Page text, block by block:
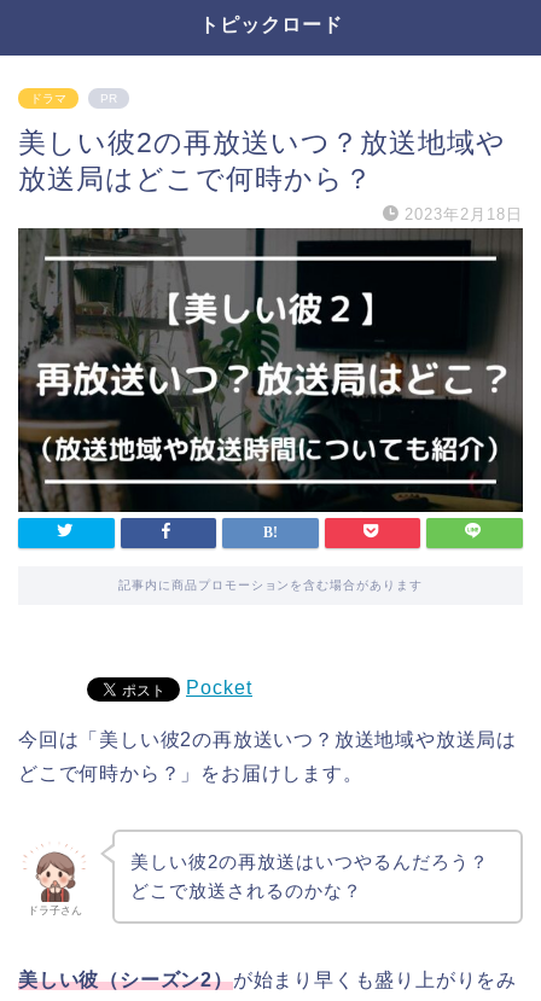
トピックロード
ドラマ PR
美しい彼2の再放送いつ？放送地域や
放送局はどこで何時から？
2023年2月18日
記事内に商品プロモーションを含む場合があります
Pocket
今回は「美しい彼2の再放送いつ？放送地域や放送局は
どこで何時から？」をお届けします。
ドラ子さん
美しい彼2の再放送はいつやるんだろう？
どこで放送されるのかな？
美しい彼（シーズン2）が始まり早くも盛り上がりをみ